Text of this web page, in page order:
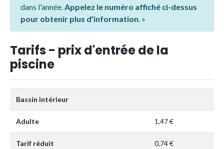
dans l'année.Appelez le numéro affiché ci-dessus
pour obtenir plus d’information. »
Tarifs - prix d'entrée de la
piscine
Bassin intérieur
Adulte 1,47 €
Tarif réduit 0,74 €